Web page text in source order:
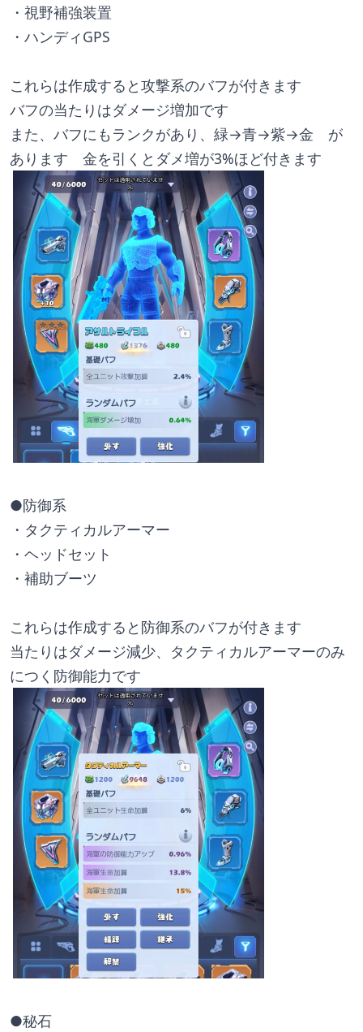
・視野補強装置
・ハンディGPS
これらは作成すると攻撃系のバフが付きます
バフの当たりはダメージ増加です
また、バフにもランクがあり、緑→青→紫→金　が
あります　金を引くとダメ増が3%ほど付きます
●防御系
・タクティカルアーマー
・ヘッドセット
・補助ブーツ
これらは作成すると防御系のバフが付きます
当たりはダメージ減少、タクティカルアーマーのみ
につく防御能力です
●秘石